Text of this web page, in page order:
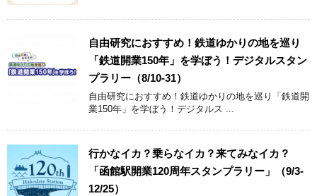
自由研究におすすめ！鉄道ゆかりの地を巡り
「鉄道開業150年」を学ぼう！デジタルスタン
プラリー（8/10-31）
自由研究におすすめ！鉄道ゆかりの地を巡り「鉄道開
業150年」を学ぼう！デジタルス ...
行かなイカ？乗らなイカ？来てみなイカ？
「函館駅開業120周年スタンプラリー」（9/3-
12/25）